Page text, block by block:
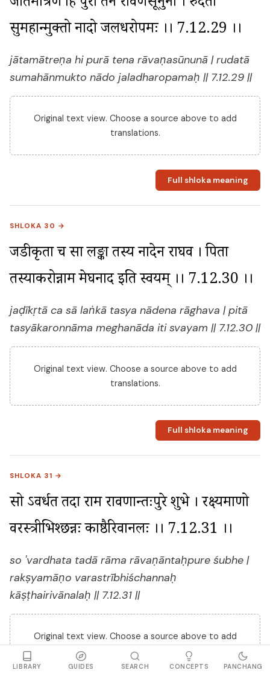
सुमहान्मुक्तो नादो जलधरोपमः ।। 7.12.29 ।।
jātamātreṇa hi purā tena rāvaṇasūnunā | rudatā
sumahānmukto nādo jaladharopamaḥ || 7.12.29 ||
Original text view. Choose a source above to add
translations.
Full shloka meaning
SHLOKA 30 →
जडीकृता च सा लङ्का तस्य नादेन राघव । पिता
तस्याकरोन्नाम मेघनाद इति स्वयम् ।। 7.12.30 ।।
jaḍīkṛtā ca sā laṅkā tasya nādena rāghava | pitā
tasyākaronnāma meghanāda iti svayam || 7.12.30 ||
Original text view. Choose a source above to add
translations.
Full shloka meaning
SHLOKA 31 →
सो ऽवर्धत तदा राम रावणान्तःपुरे शुभे । रक्ष्यमाणो
वरस्त्रीभिश्छन्नः काष्ठैरिवानलः ।। 7.12.31 ।।
so 'vardhata tadā rāma rāvaṇāntaḥpure śubhe |
rakṣyamāṇo varastrībhiśchannaḥ
kāṣṭhairivānalaḥ || 7.12.31 ||
Original text view. Choose a source above to add
translations.
LIBRARY GUIDES SEARCH CONCEPTS PANCHANG